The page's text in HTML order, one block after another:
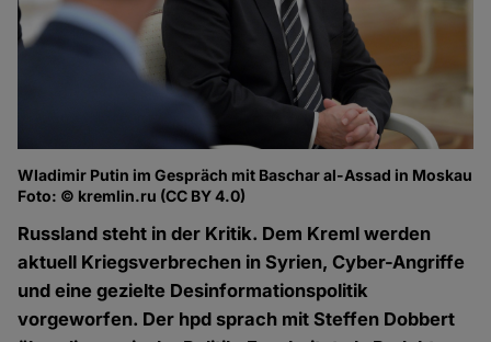
Wladimir Putin im Gespräch mit Baschar al-Assad in Moskau
Foto: © kremlin.ru (CC BY 4.0)
Russland steht in der Kritik. Dem Kreml werden
aktuell Kriegsverbrechen in Syrien, Cyber-Angriffe
und eine gezielte Desinformationspolitik
vorgeworfen. Der hpd sprach mit Steffen Dobbert